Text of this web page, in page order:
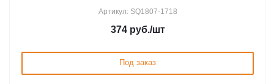
Артикул: SQ1807-1718
374руб./шт
Под заказ